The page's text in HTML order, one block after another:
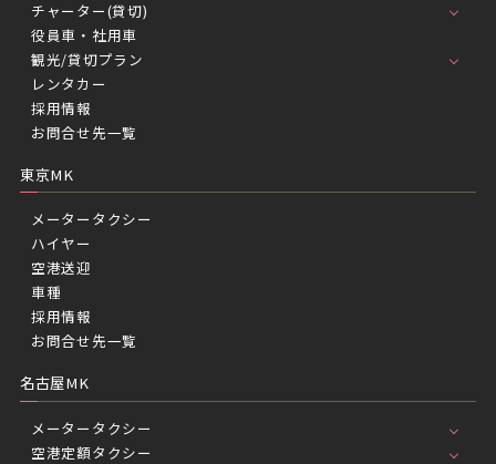
チャーター(貸切)
役員車・社用車
観光/貸切プラン
レンタカー
採用情報
お問合せ先一覧
東京MK
メータータクシー
ハイヤー
空港送迎
車種
採用情報
お問合せ先一覧
名古屋MK
メータータクシー
空港定額タクシー